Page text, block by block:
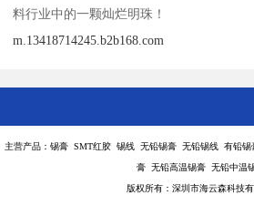
料行业中的一颗灿烂明珠！
m.13418714245.b2b168.com
主营产品：锡膏 SMT红胶 锡线 无铅锡膏 无铅锡线 有铅
膏 无铅高温锡膏 无铅中温
版权所有：深圳市海云森科技